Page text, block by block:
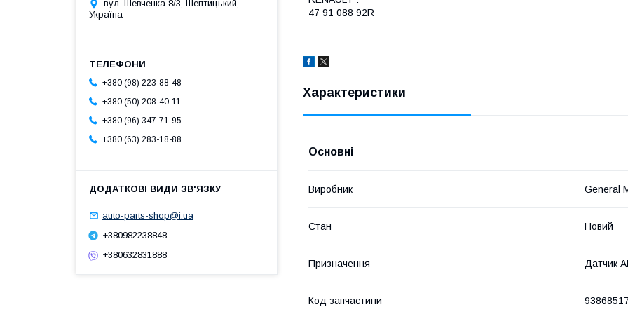
47 91 088 92R
Характеристики
Основні
Виробник General
Стан Новий
Призначення Датчик
Код запчастини 93868517
вул. Шевченка 8/3, Шептицький,
Україна
+380 (98) 223-88-48
+380 (50) 208-40-11
+380 (96) 347-71-95
+380 (63) 283-18-88
auto-parts-shop@i.ua
+380982238848
+380632831888